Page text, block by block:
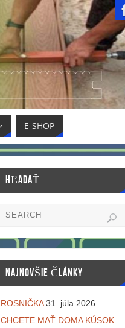
E-SHOP
HĽADAŤ
NAJNOVŠIE ČLÁNKY
ROSNIČKA 31. júla 2026
CHCETE MAŤ DOMA KÚSOK